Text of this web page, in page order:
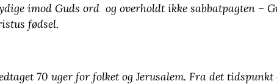
imod Guds ord og overholdt ikke sabbatpagten –
fødsel.
70 uger for folket og Jerusalem. Fra det